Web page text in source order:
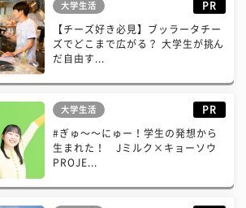
大学生活 PR
【チーズ好き必見】ブッラータチー
ズでどこまで広がる？ 大学生が挑ん
だ自由す...
大学生活 PR
#ぎゅ〜〜にゅー！学生の発想から
生まれた！ Jミルク×キョーソウ
PROJE...